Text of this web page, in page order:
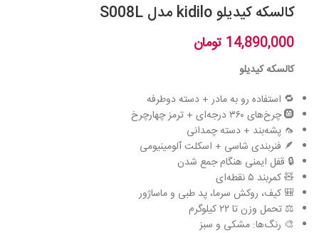
کالسکه کیدیلو kidilo مدل S008L
14,890,000 تومان
کالسکه کیدیلو
🔁 استفاده رو به مادر + دسته دوطرفه
🛞 چرخ‌های ۳۶۰ درجه‌ای + ترمز چهارچرخ
🦟 پشه‌بند + دسته چمدانی
🪶 فنربندی شاسی + اسکلت آلومینیومی
🔒 قفل ایمنی هنگام جمع شدن
🧸 کمربند ۵ نقطه‌ای
🎒 کیف، روکش سرما، پد طبی و ماساژور
⚖️ تحمل وزن تا ۲۲ کیلوگرم
🎨 رنگ‌ها: مشکی و سبز